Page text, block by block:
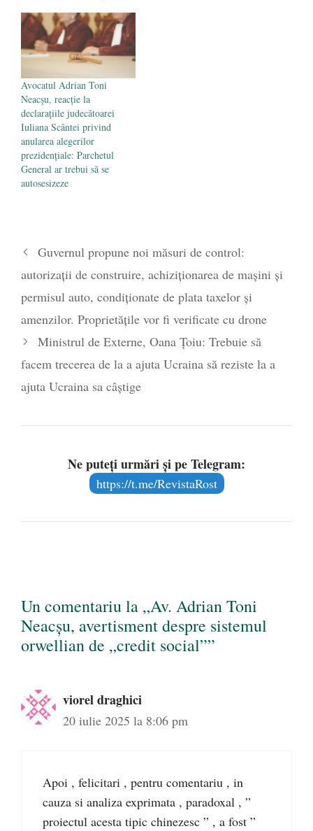
Avocatul Adrian Toni
Neacșu, reacție la
declarațiile judecătoarei
Iuliana Scântei privind
anularea alegerilor
prezidențiale: Parchetul
General ar trebui să se
autosesizeze
Guvernul propune noi măsuri de control:
autorizații de construire, achiziționarea de mașini și
permisul auto, condiționate de plata taxelor și
amenzilor. Proprietățile vor fi verificate cu drone
Ministrul de Externe, Oana Țoiu: Trebuie să
facem trecerea de la a ajuta Ucraina să reziste la a
ajuta Ucraina sa câștige
Ne puteți urmări și pe Telegram:
https://t.me/RevistaRost
Un comentariu la „Av. Adrian Toni
Neacșu, avertisment despre sistemul
orwellian de „credit social””
viorel draghici
20 iulie 2025 la 8:06 pm
Apoi , felicitari , pentru comentariu , in
cauza si analiza exprimata , paradoxal , ”
proiectul acesta tipic chinezesc ” , a fost ”